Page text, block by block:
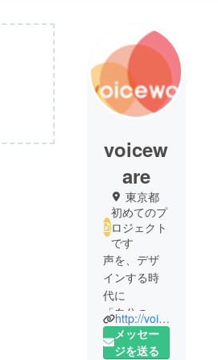
voicew
are
東京都
初めてのプ
ロジェクト
です
声を、デザ
インする時
代に
「自分の声
を様々な方
の声に自由
http://voiceware.co.jp/
メッセー
ジを送る